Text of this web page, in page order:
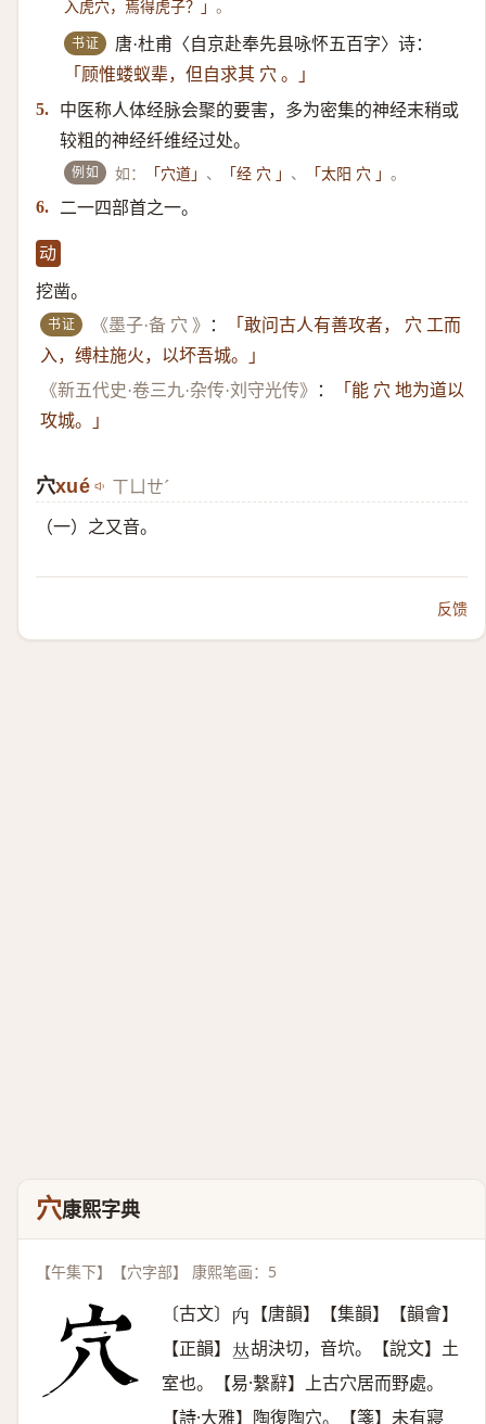
入虎穴，焉得虎子？」 。
书证
唐·杜甫〈自京赴奉先县咏怀五百字〉诗：
「顾惟蝼蚁辈，但自求其 穴 。」
5.
中医称人体经脉会聚的要害，多为密集的神经末稍或
较粗的神经纤维经过处。
例如 如： 「穴道」 、 「经 穴 」 、 「太阳 穴 」。
6. 二一四部首之一。
动
挖凿。
书证 《墨子·备 穴 》 ：
「敢问古人有善攻者， 穴 工而
入，缚柱施火，以坏吾城。」
《新五代史·卷三九·杂传·刘守光传》
：
「能 穴 地为道以
攻城。」
穴​xué ㄒㄩㄝˊ
（一）​之又音。
反馈
穴康熙字典
【午集下】【穴字部】 康熙笔画：5
〔古文〕 𥤢
【唐韻】【集韻】【韻會】
【正韻】 𠀤胡決切，音坹。【說文】土
室也。【易·繫辭】上古穴居而野處。
【詩·大雅】陶復陶穴。【箋】未有寢